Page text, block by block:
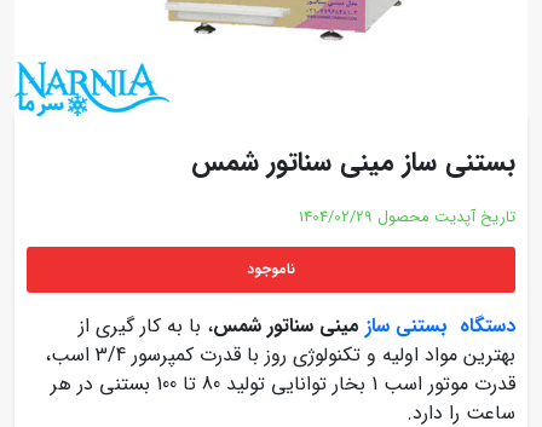
بستنی ساز مینی سناتور شمس
تاریخ آپدیت محصول 1404/02/29
ناموجود
دستگاه بستنی ساز مینی سناتور شمس، با به کار گیری از
بهترین مواد اولیه و تکنولوژی روز با قدرت کمپرسور 3/4 اسب،
قدرت موتور اسب 1 بخار توانایی تولید 80 تا 100 بستنی در هر
ساعت را دارد.